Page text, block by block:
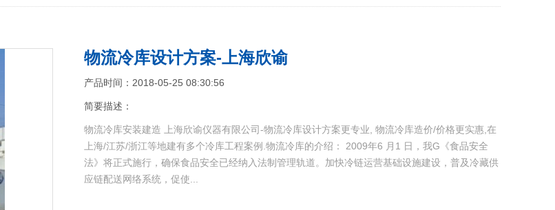
物流冷库设计方案-上海欣谕
产品时间：2018-05-25 08:30:56
简要描述：
物流冷库安装建造 上海欣谕仪器有限公司-物流冷库设计方案更专业, 物流冷库造价/价格更实惠,在
上海/江苏/浙江等地建有多个冷库工程案例.物流冷库的介绍： 2009年6 月1 日，我G《食品安全
法》将正式施行，确保食品安全已经纳入法制管理轨道。加快冷链运营基础设施建设，普及冷藏供
应链配送网络系统，促使...